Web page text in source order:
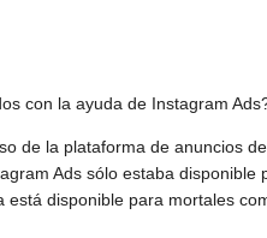
con la ayuda de Instagram
de la plataforma de anuncios
Ads sólo estaba disponible
disponible para mortales